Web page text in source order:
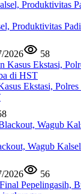
Produktivitas
2026 58
Ekstasi,
Wagub
2026 56